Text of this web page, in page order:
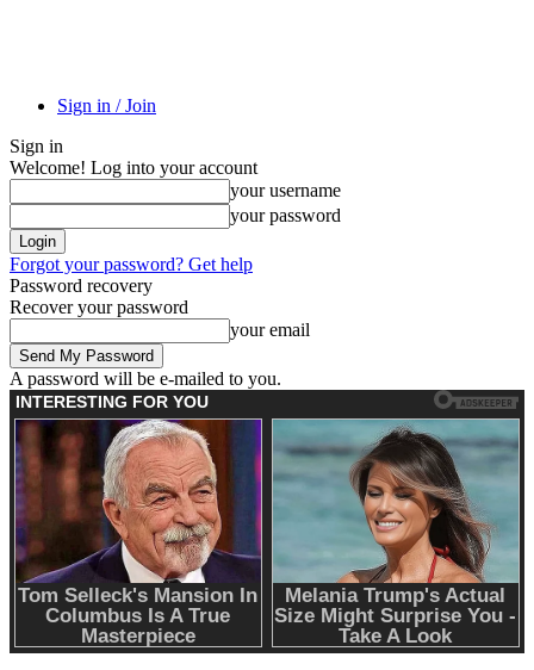
Sign in / Join
Sign in
Welcome! Log into your account
your username
your password
Forgot your password? Get help
Password recovery
Recover your password
your email
A password will be e-mailed to you.